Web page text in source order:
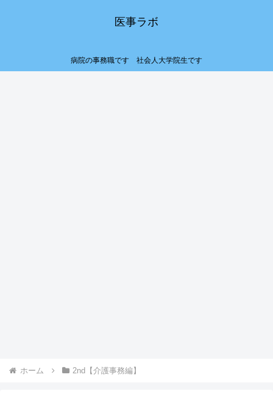
医事ラボ
病院の事務職です 社会人大学院生です
ホーム 2nd【介護事務編】